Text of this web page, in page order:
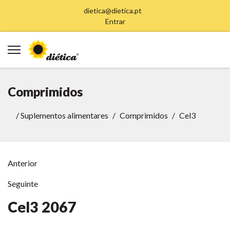
dietica@dietica.pt
Entrar
Comprimidos
/Suplementos alimentares Comprimidos Cel3
Anterior
Seguinte
Cel3 2067